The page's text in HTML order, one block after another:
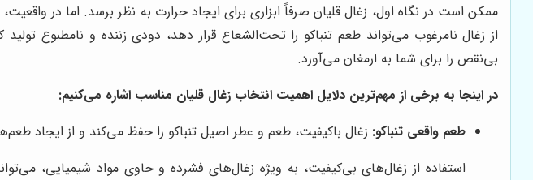
ممکن است در نگاه اول، زغال قلیان صرفاً ابزاری برای ایجاد حرارت به نظر برسد. اما در
از زغال نامرغوب می‌تواند طعم تنباکو را تحت‌الشعاع قرار دهد، دودی زننده و نامطبوع
بی‌نقص را برای شما به ارمغان می‌آورد.
در اینجا به برخی از مهم‌ترین دلایل اهمیت انتخاب زغال قلیان مناسب اشاره می‌کنیم:
طعم واقعی تنباکو: زغال باکیفیت، طعم و عطر اصیل تنباکو را حفظ می‌کند و از ایجاد
استفاده از زغال‌های بی‌کیفیت، به ویژه زغال‌های فشرده و حاوی مواد شیمیایی،